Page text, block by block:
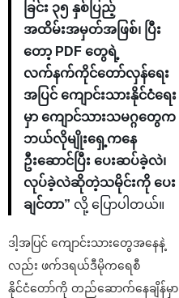
ခြင်း ၃၅ နှစ်ပြည့်
အထိမ်းအမှတ်အဖြစ်၊ ပြီး
တော့ PDF တွေရဲ့
လက်နက်ကိုင်တော်လှန်ရေး
အပြင် ကျောင်းသားနိုင်ငံရေး
မှာ ကျောင်သားသမဂ္ဂတွေက
ဘယ်လိုမျိုးရှေ့ကနေ
ဦးဆောင်ပြီး ပေးဆပ်ခဲ့လဲ၊
လုပ်ခဲ့လဲဆိုတဲ့သမိုင်းကို ပေး
ချင်တာ” လို့ ပြောပါတယ်။
ဒါ့အပြင် ကျောင်းသားတွေအနေနဲ့
လည်း ဖက်ဒရယ်ဒီမိုကရေစီ
နိုင်ငံတော်ကို တည်ဆောက်နေချိန်မှာ